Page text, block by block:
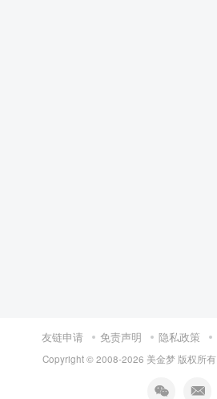
友链申请 免责声明 隐私政策
Copyright © 2008-2026 美金梦 版权所有